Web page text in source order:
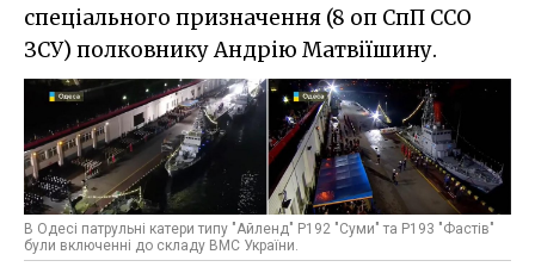
спеціального призначення (8 оп СпП ССО
ЗСУ) полковнику Андрію Матвіїшину.
В Одесі патрульні катери типу "Айленд" Р192 "Суми" та Р193 "Фастів"
були включенні до складу ВМС України.